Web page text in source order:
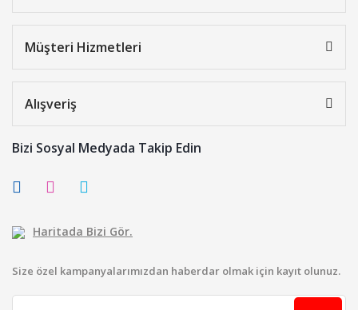
Müşteri Hizmetleri
Alışveriş
Bizi Sosyal Medyada Takip Edin
Haritada Bizi Gör.
Size özel kampanyalarımızdan haberdar olmak için kayıt olunuz.